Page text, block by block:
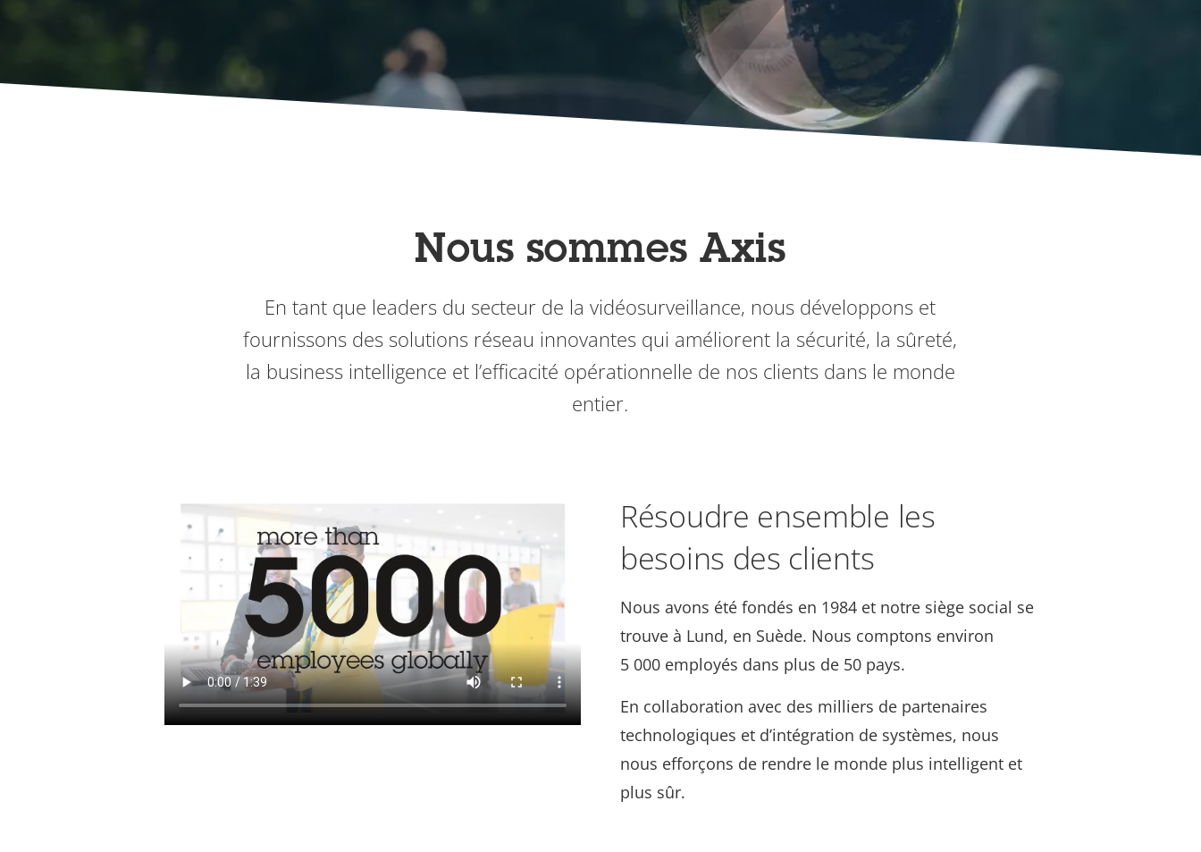
Nous sommes Axis
En tant que leaders du secteur de la vidéosurveillance, nous développons et
fournissons des solutions réseau innovantes qui améliorent la sécurité, la sûreté,
la business intelligence et l’efficacité opérationnelle de nos clients dans le monde
entier.
Résoudre ensemble les
besoins des clients
Nous avons été fondés en 1984 et notre siège social se
trouve à Lund, en Suède. Nous comptons environ
5 000 employés dans plus de 50 pays.
En collaboration avec des milliers de partenaires
technologiques et d’intégration de systèmes, nous
nous efforçons de rendre le monde plus intelligent et
plus sûr.